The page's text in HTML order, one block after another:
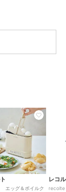
さえながら温め
ペースにも置け
。スープなら１
いセラミックコー
付き
ッグ＆ボイルク
レコ